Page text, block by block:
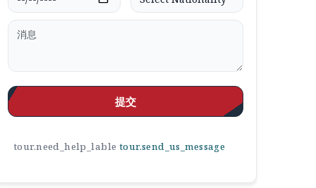
提交
tour.need_help_lable tour.send_us_message